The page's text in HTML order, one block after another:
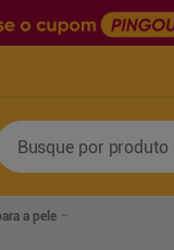
por produto
a pele
Termos mais